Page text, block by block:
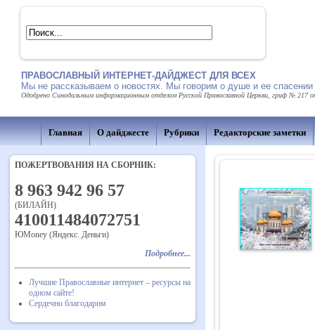
ПРАВОСЛАВНЫЙ ИНТЕРНЕТ-ДАЙДЖЕСТ ДЛЯ ВСЕХ
Мы не рассказываем о новостях. Мы говорим о душе и ее спасении
Одобрено Синодальным информационным отделом Русской Православной Церкви, гриф № 217
Главная О дайджесте Рубрики Редакторские заметки
ПОЖЕРТВОВАНИЯ НА СБОРНИК:
8 963 942 96 57
(БИЛАЙН)
410011484072751
ЮMoney (Яндекс. Деньги)
Подробнее...
Лучшие Православные интернет – ресурсы на
одном сайте!
Сердечно благодарим